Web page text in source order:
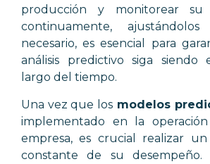
producción y monitorear su
continuamente,
necesario, es esencial para
análisis predictivo siga siendo
largo del tiempo.
Una vez que los modelos
implementado en la
empresa, es crucial realizar
constante de su desempeño.